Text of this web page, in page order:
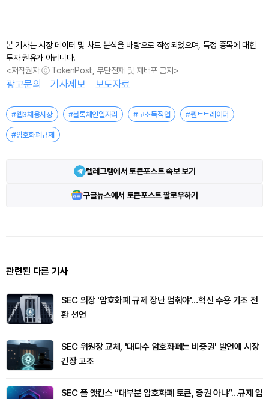
본 기사는 시장 데이터 및 차트 분석을 바탕으로 작성되었으며, 특정 종목에 대한
투자 권유가 아닙니다.
<저작권자 ⓒ TokenPost, 무단전재 및 재배포 금지>
광고문의 기사제보 보도자료
#웹3채용시장 #블록체인일자리 #고소득직업 #퀀트트레이더
#암호화폐규제
텔레그램에서 토큰포스트 속보 보기
구글뉴스에서 토큰포스트 팔로우하기
관련된 다른 기사
SEC 의장 '암호화폐 규제 장난 멈춰야'…혁신 수용 기조 전
환 선언
SEC 위원장 교체, '대다수 암호화폐는 비증권' 발언에 시장
긴장 고조
SEC 폴 앳킨스 “대부분 암호화폐 토큰, 증권 아냐”…규제 입